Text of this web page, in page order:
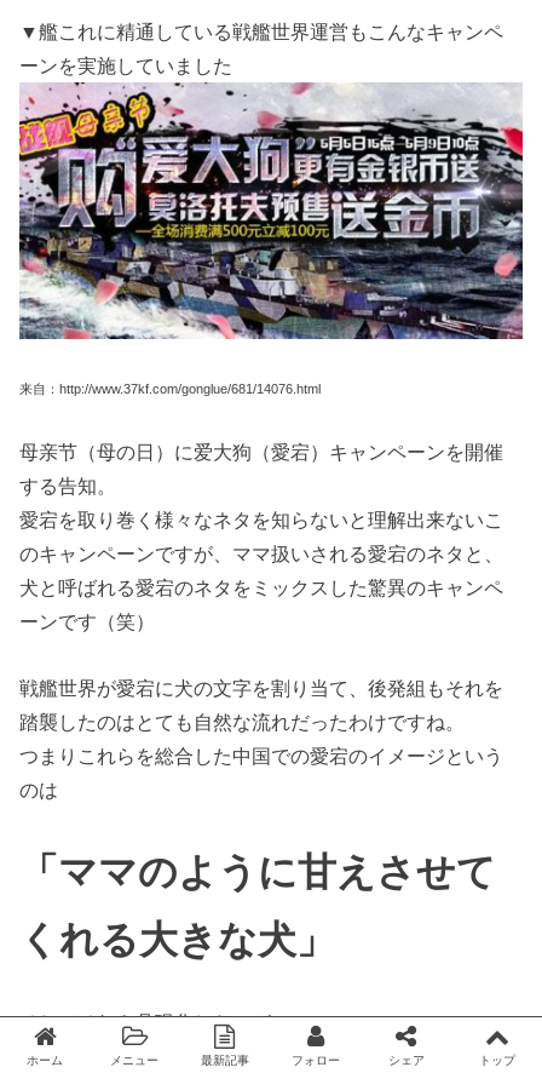
▼艦これに精通している戦艦世界運営もこんなキャンペ
ーンを実施していました
来自：http://www.37kf.com/gonglue/681/14076.html
母亲节（母の日）に爱大狗（愛宕）キャンペーンを開催
する告知。
愛宕を取り巻く様々なネタを知らないと理解出来ないこ
のキャンペーンですが、ママ扱いされる愛宕のネタと、
犬と呼ばれる愛宕のネタをミックスした驚異のキャンペ
ーンです（笑）
戦艦世界が愛宕に犬の文字を割り当て、後発組もそれを
踏襲したのはとても自然な流れだったわけですね。
つまりこれらを総合した中国での愛宕のイメージという
のは
「ママのように甘えさせて
くれる大きな犬」
そしてそれを具現化したのが・・・
ホーム メニュー 最新記事 フォロー シェア トップ
Twitter facebook